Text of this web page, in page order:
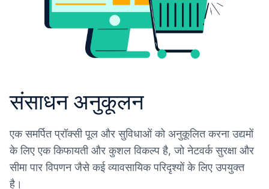
संसाधन अनुकूलन
एक समर्पित प्रॉक्सी पूल और सुविधाओं को अनुकूलित करना उद्यमों
के लिए एक किफायती और कुशल विकल्प है, जो नेटवर्क सुरक्षा और
सीमा पार विपणन जैसे कई व्यावसायिक परिदृश्यों के लिए उपयुक्त
है।